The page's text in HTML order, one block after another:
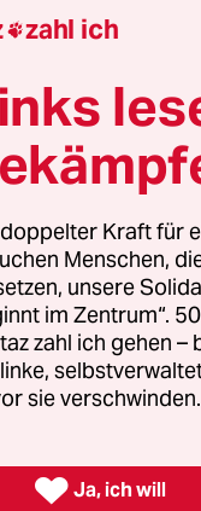
zerbricht es
zusammensetzen
zahl ich
Kraft für
Menschen,
unsere
im Zentrum“.
zahl ich gehen
sie
 Ja, ich will